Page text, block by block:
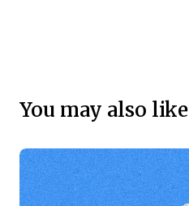
You may also like